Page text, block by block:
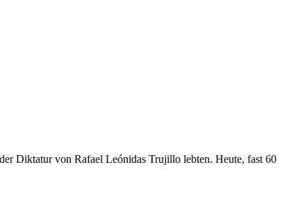
Diktatur von Rafael Leónidas Trujillo lebten. Heute, fast 60